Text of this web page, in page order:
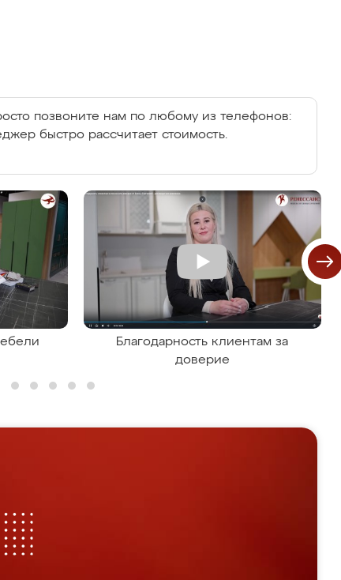
позвоните нам по любому из телефонов:
быстро рассчитает стоимость.
Благодарность клиентам за
доверие